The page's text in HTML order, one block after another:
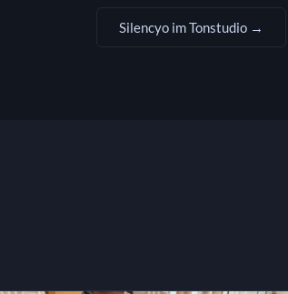
Silencyo im Tonstudio →